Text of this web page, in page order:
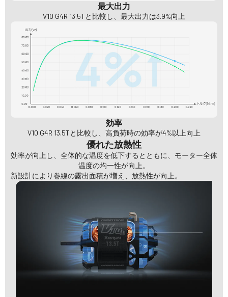
最大出力
V10 G4R 13.5Tと比較し、最大出力は3.9%向上
効率
V10 G4R 13.5Tと比較し、高負荷時の効率が4%以上向上
優れた放熱性
効率が向上し、全体的な温度を低下するとともに、モーター全体
温度の均一性が向上。
新設計により巻線の露出面積が増え、放熱性が向上。